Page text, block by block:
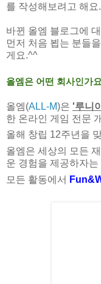
를 작성해보려고 해요.
바뀐 올엠 블로그에
먼저 처음 뵙는 분들
게요.^^
올엠은 어떤 회사인가요
올엠(ALL-M)은 '루니
한 온라인 게임 전문
올해 창립 12주년을
올엠은 세상의 모든
운 경험을 제공하자
모든 활동에서